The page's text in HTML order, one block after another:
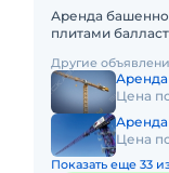
Аренда
плитами
Другие
Аренда
Цена
Аренда
Цена
Показать еще 33